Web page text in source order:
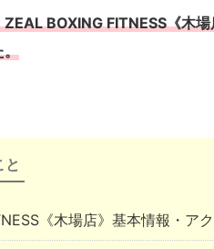
BOXING FITNESS《木
。
と
《木場店》基本情報・ア